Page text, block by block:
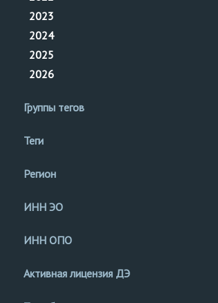
2023
2024
2025
2026
Группы тегов
Теги
Регион
ИНН ЭО
ИНН ОПО
Активная лицензия ДЭ